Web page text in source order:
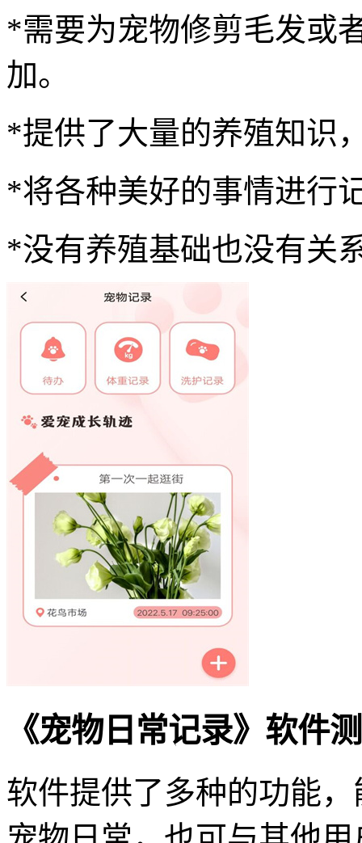
*需要为宠物修剪毛发或
加。
*提供了大量的养殖知识
*将各种美好的事情进行
*没有养殖基础也没有关
《宠物日常记录》软件
软件提供了多种的功能